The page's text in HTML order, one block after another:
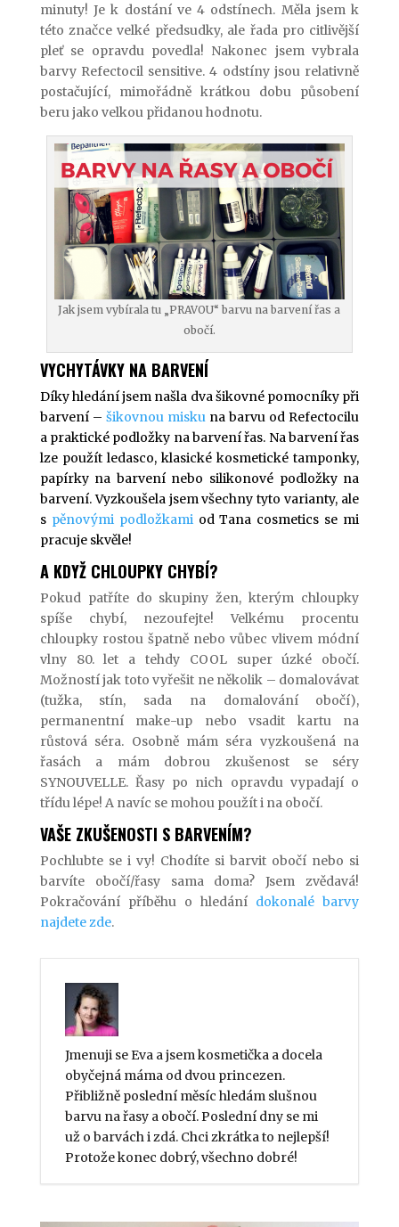
minuty! Je k dostání ve 4 odstínech. Měla jsem k
této značce velké předsudky, ale řada pro citlivější
pleť se opravdu povedla! Nakonec jsem vybrala
barvy Refectocil sensitive. 4 odstíny jsou relativně
postačující, mimořádně krátkou dobu působení
beru jako velkou přidanou hodnotu.
Jak jsem vybírala tu „PRAVOU“ barvu na barvení řas a
obočí.
VYCHYTÁVKY NA BARVENÍ
Díky hledání jsem našla dva šikovné pomocníky při
barvení – šikovnou miskuna barvu od Refectocilu
a praktické podložky na barvení řas. Na barvení řas
lze použít ledasco, klasické kosmetické tamponky,
papírky na barvení nebo silikonové podložky na
barvení. Vyzkoušela jsem všechny tyto varianty, ale
s pěnovými podložkamiod Tana cosmetics se mi
pracuje skvěle!
A KDYŽ CHLOUPKY CHYBÍ?
Pokud patříte do skupiny žen, kterým chloupky
spíše chybí, nezoufejte! Velkému procentu
chloupky rostou špatně nebo vůbec vlivem módní
vlny 80. let a tehdy COOL super úzké obočí.
Možností jak toto vyřešit ne několik – domalovávat
(tužka, stín, sada na domalování obočí),
permanentní make-up nebo vsadit kartu na
růstová séra. Osobně mám séra vyzkoušená na
řasách a mám dobrou zkušenost se séry
SYNOUVELLE. Řasy po nich opravdu vypadají o
třídu lépe! A navíc se mohou použít i na obočí.
VAŠE ZKUŠENOSTI S BARVENÍM?
Pochlubte se i vy! Chodíte si barvit obočí nebo si
barvíte obočí/řasy sama doma? Jsem zvědavá!
Pokračování příběhu o hledání dokonalé barvy
najdete zde.
Jmenuji se Eva a jsem kosmetička a docela
obyčejná máma od dvou princezen.
Přibližně poslední měsíc hledám slušnou
barvu na řasy a obočí. Poslední dny se mi
už o barvách i zdá. Chci zkrátka to nejlepší!
Protože konec dobrý, všechno dobré!